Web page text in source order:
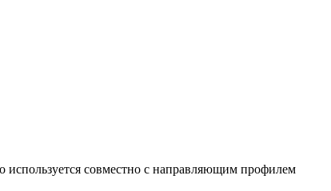
используется совместно с направляющим профилем